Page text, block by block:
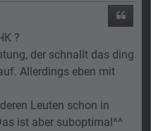
?
der schnallt das ding
Allerdings eben mit
Leuten schon in
ist aber suboptimal^^